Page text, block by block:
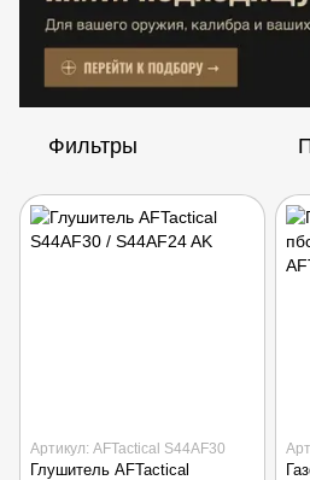
Фильтры
Артикул: AFTactical S44AF30
Глушитель AFTactical